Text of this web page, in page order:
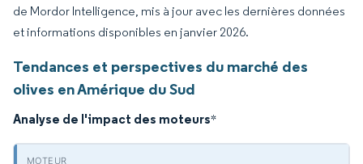
de Mordor Intelligence, mis à jour avec les dernières données
et informations disponibles en janvier 2026.
Tendances et perspectives du marché des
olives en Amérique du Sud
Analyse de l'impact des moteurs*